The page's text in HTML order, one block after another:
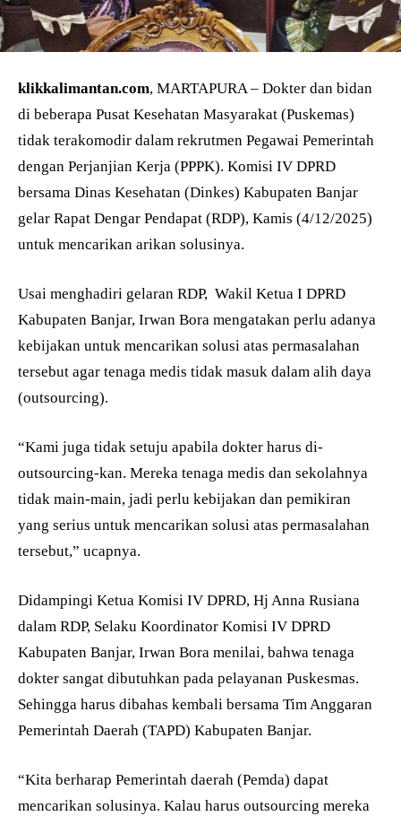
klikkalimantan.com, MARTAPURA – Dokter dan bidan
di beberapa Pusat Kesehatan Masyarakat (Puskemas)
tidak terakomodir dalam rekrutmen Pegawai Pemerintah
dengan Perjanjian Kerja (PPPK). Komisi IV DPRD
bersama Dinas Kesehatan (Dinkes) Kabupaten Banjar
gelar Rapat Dengar Pendapat (RDP), Kamis (4/12/2025)
untuk mencarikan arikan solusinya.
Usai menghadiri gelaran RDP, Wakil Ketua I DPRD
Kabupaten Banjar, Irwan Bora mengatakan perlu adanya
kebijakan untuk mencarikan solusi atas permasalahan
tersebut agar tenaga medis tidak masuk dalam alih daya
(outsourcing).
“Kami juga tidak setuju apabila dokter harus di-
outsourcing-kan. Mereka tenaga medis dan sekolahnya
tidak main-main, jadi perlu kebijakan dan pemikiran
yang serius untuk mencarikan solusi atas permasalahan
tersebut,” ucapnya.
Didampingi Ketua Komisi IV DPRD, Hj Anna Rusiana
dalam RDP, Selaku Koordinator Komisi IV DPRD
Kabupaten Banjar, Irwan Bora menilai, bahwa tenaga
dokter sangat dibutuhkan pada pelayanan Puskesmas.
Sehingga harus dibahas kembali bersama Tim Anggaran
Pemerintah Daerah (TAPD) Kabupaten Banjar.
“Kita berharap Pemerintah daerah (Pemda) dapat
mencarikan solusinya. Kalau harus outsourcing mereka